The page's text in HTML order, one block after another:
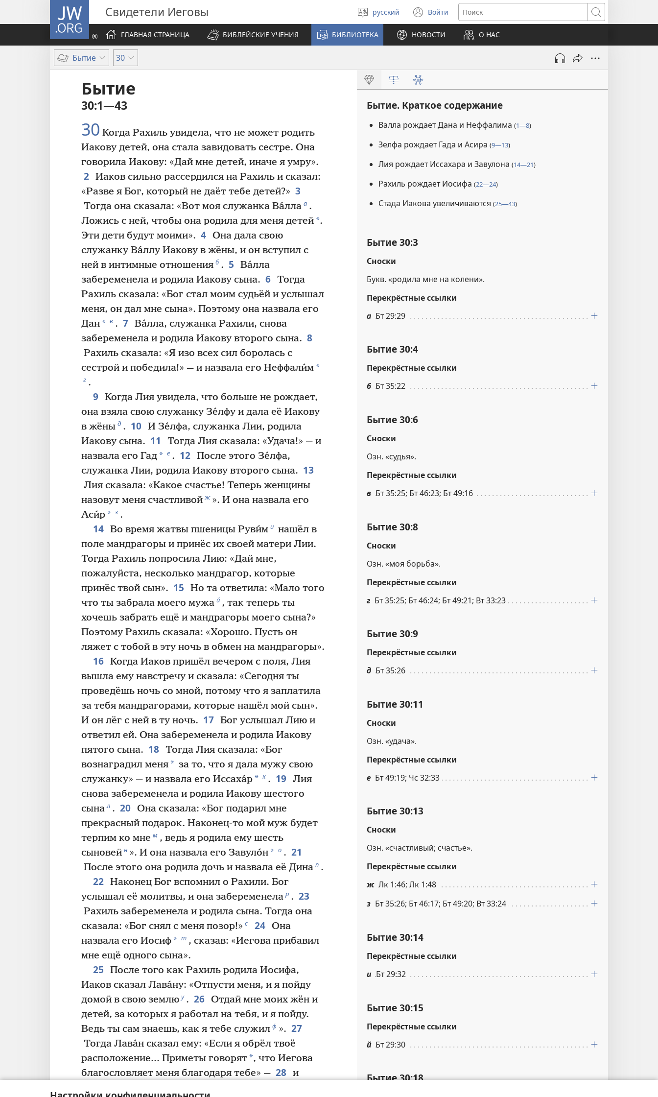
JW.ORG Свидетели Иеговы
Выберите
язык
русский Войти
(открывается
в
новом
окне)
Поиск
ГЛАВНАЯ СТРАНИЦА
БИБЛЕЙСКИЕ УЧЕНИЯ БИБЛИОТЕКА НОВОСТИ О НАС
Бытие 30
Бытие
30:1—43
30 Когда Рахиль увидела, что не может родить
Иакову детей, она стала завидовать сестре. Она
говорила Иакову: «Дай мне детей, иначе я умру».
2 Иаков сильно рассердился на Рахиль и сказал:
«Разве я Бог, который не даёт тебе детей?» 3
Тогда она сказала: «Вот моя служанка Ва́лла а .
Ложись с ней, чтобы она родила для меня детей*.
Эти дети будут моими». 4 Она дала свою
служанку Ва́ллу Иакову в жёны, и он вступил с
ней в интимные отношения б . 5
Ва́лла
забеременела и родила Иакову сына. 6 Тогда
Рахиль сказала: «Бог стал моим судьёй и услышал
меня, он дал мне сына». Поэтому она назвала его
Дан* в . 7 Ва́лла, служанка Рахили, снова
забеременела и родила Иакову второго сына. 8
Рахиль сказала: «Я изо всех сил боролась с
сестрой и победила!» — и назвала его Неффали́м*
г .
9 Когда Лия увидела, что больше не рождает,
она взяла свою служанку Зе́лфу и дала её Иакову
в жёны д . 10 И Зе́лфа, служанка Лии, родила
Иакову сына. 11
Тогда Лия сказала: «Удача!» — и
назвала его Гад* е . 12 После этого Зе́лфа,
служанка Лии, родила Иакову второго сына. 13
Лия сказала: «Какое счастье! Теперь женщины
назовут меня счастливой ж ». И она назвала его
Аси́р* з .
14 Во время жатвы пшеницы Руви́м и нашёл в
поле мандрагоры и принёс их своей матери Лии.
Тогда Рахиль попросила Лию: «Дай мне,
пожалуйста, несколько мандрагор, которые
принёс твой сын». 15
Но та ответила: «Мало того
что ты забрала моего мужа й , так теперь ты
хочешь забрать ещё и мандрагоры моего сына?»
Поэтому Рахиль сказала: «Хорошо. Пусть он
ляжет с тобой в эту ночь в обмен на мандрагоры».
16 Когда Иаков пришёл вечером с поля, Лия
вышла ему навстречу и сказала: «Сегодня ты
проведёшь ночь со мной, потому что я заплатила
за тебя мандрагорами, которые нашёл мой сын».
И он лёг с ней в ту ночь. 17 Бог услышал Лию и
ответил ей. Она забеременела и родила Иакову
пятого сына. 18 Тогда Лия сказала: «Бог
вознаградил меня* за то, что я дала мужу свою
служанку» — и назвала его Иссаха́р* к . 19 Лия
снова забеременела и родила Иакову шестого
сына л . 20 Она сказала: «Бог подарил мне
прекрасный подарок. Наконец-то мой муж будет
терпим ко мне м , ведь я родила ему шесть
сыновей н ». И она назвала его Завуло́н* о . 21
После этого она родила дочь и назвала её Дина п .
22 Наконец Бог вспомнил о Рахили. Бог
услышал её молитвы, и она забеременела р . 23
Рахиль забеременела и родила сына. Тогда она
сказала: «Бог снял с меня позор!» с 24 Она
назвала его Иосиф* т , сказав: «Иегова прибавил
мне ещё одного сына».
25
После того как Рахиль родила Иосифа,
Иаков сказал Лава́ну: «Отпусти меня, и я пойду
домой в свою землю у . 26 Отдай мне моих жён и
детей, за которых я работал на тебя, и я пойду.
Ведь ты сам знаешь, как я тебе служил ф ». 27
Тогда Лава́н сказал ему: «Если я обрёл твоё
расположение... Приметы говорят*, что Иегова
благословляет меня благодаря тебе» — 28 и
Бытие. Краткое содержание
Валла рождает Дана и Неффалима (1—8)
Зелфа рождает Гада и Асира (9—13)
Лия рождает Иссахара и Завулона (14—21)
Рахиль рождает Иосифа (22—24)
Стада Иакова увеличиваются (25—43)
Бытие 30:3
Сноски
Букв. «родила мне на колени».
Перекрёстные ссылки
а Бт 29:29
Бытие 30:4
Перекрёстные ссылки
б Бт 35:22
Бытие 30:6
Сноски
Озн. «судья».
Перекрёстные ссылки
в Бт 35:25; Бт 46:23; Бт 49:16
Бытие 30:8
Сноски
Озн. «моя борьба».
Перекрёстные ссылки
г Бт 35:25; Бт 46:24; Бт 49:21; Вт 33:23
Бытие 30:9
Перекрёстные ссылки
д Бт 35:26
Бытие 30:11
Сноски
Озн. «удача».
Перекрёстные ссылки
е Бт 49:19; Чс 32:33
Бытие 30:13
Сноски
Озн. «счастливый; счастье».
Перекрёстные ссылки
ж Лк 1:46; Лк 1:48
з Бт 35:26; Бт 46:17; Бт 49:20; Вт 33:24
Бытие 30:14
Перекрёстные ссылки
и Бт 29:32
Бытие 30:15
Перекрёстные ссылки
й Бт 29:30
Бытие 30:18